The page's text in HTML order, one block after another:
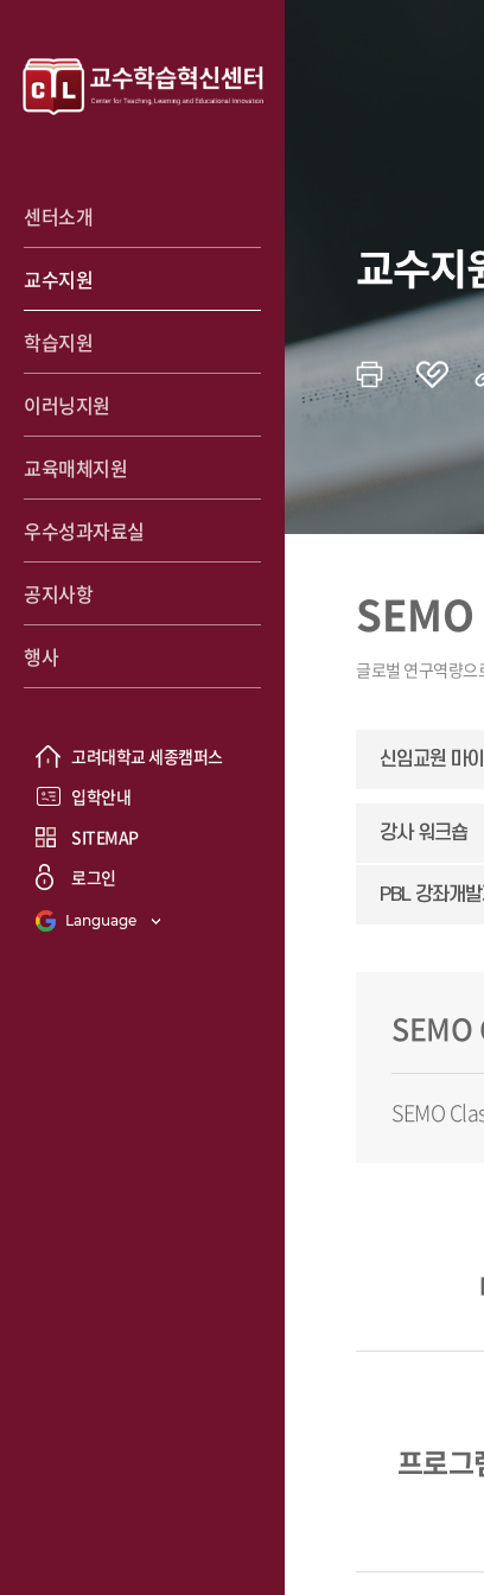
센터소개
교수지원
학습지원
이러닝지원
교육매체지원
우수성과자료실
공지사항
행사
고려대학교 세종캠퍼스
입학안내
SITEMAP
Language
로그인
교수지
SEMO
신임교원 마
강사 워크숍
PBL 강좌개
SEMO
SEMO
프로그